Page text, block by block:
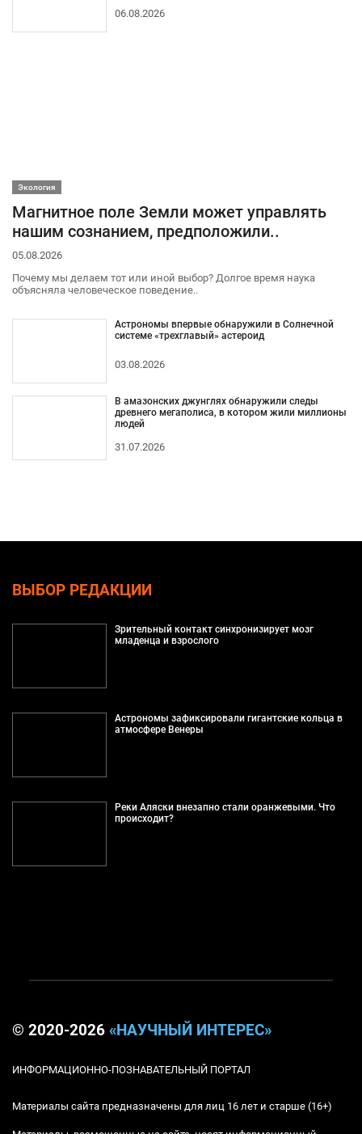
06.08.2026
Экология
Магнитное поле Земли может управлять
нашим сознанием, предположили..
05.08.2026
Почему мы делаем тот или иной выбор? Долгое время наука
объясняла человеческое поведение..
Астрономы впервые обнаружили в Солнечной
системе «трехглавый» астероид
03.08.2026
В амазонских джунглях обнаружили следы
древнего мегаполиса, в котором жили миллионы
людей
31.07.2026
ВЫБОР РЕДАКЦИИ
Зрительный контакт синхронизирует мозг
младенца и взрослого
Астрономы зафиксировали гигантские кольца в
атмосфере Венеры
Реки Аляски внезапно стали оранжевыми. Что
происходит?
© 2020-2026 «НАУЧНЫЙ ИНТЕРЕС»
ИНФОРМАЦИОННО-ПОЗНАВАТЕЛЬНЫЙ ПОРТАЛ
Материалы сайта предназначены для лиц 16 лет и старше (16+)